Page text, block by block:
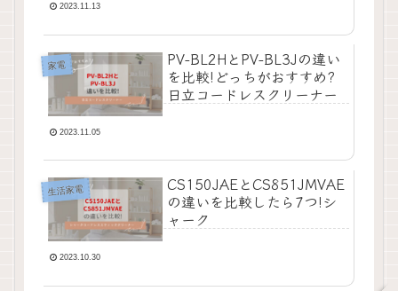
2023.11.13
家電
PV-BL2HとPV-BL3Jの違い
を比較!どっちがおすすめ?
日立コードレスクリーナー
2023.11.05
生活家電
CS150JAEとCS851JMVAE
の違いを比較したら7つ!シ
ャーク
2023.10.30